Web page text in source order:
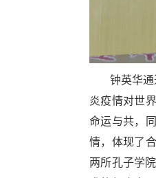
钟英华
炎疫情对世
命运与共，
情，体现了
两所孔子学